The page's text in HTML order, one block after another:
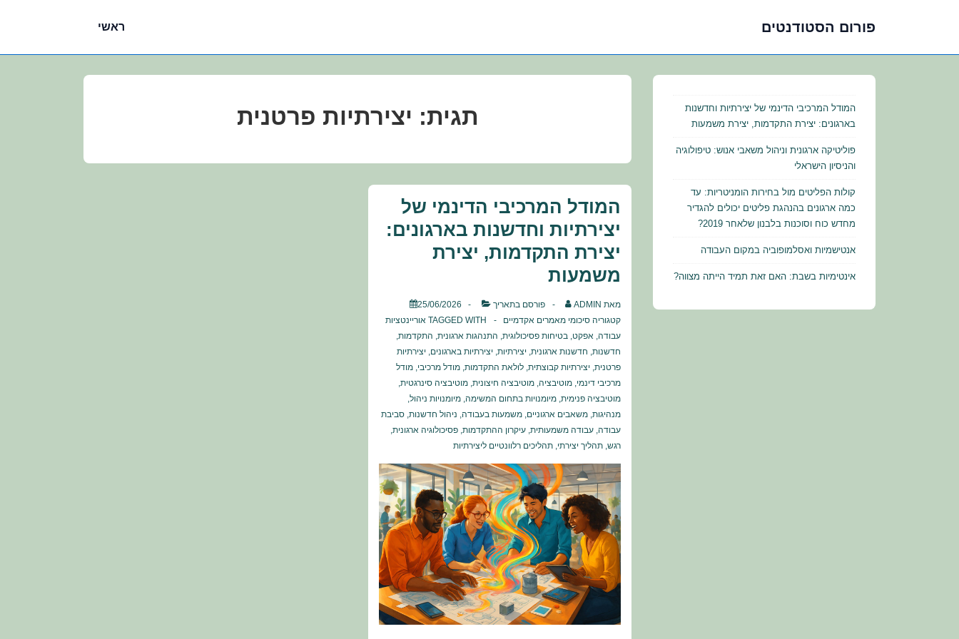
פורום הסטודנטים ראשי
תגית: יצירתיות פרטנית
המודל המרכיבי הדינמי של
יצירתיות וחדשנות בארגונים:
יצירת התקדמות, יצירת
משמעות
מאת ADMIN פורסם בתאריך
25/06/2026
קטגוריה סיכומי מאמרים אקדמיים TAGGED WITH אוריינטציות
עבודה, אפקט, בטיחות פסיכולוגית, התנהגות ארגונית, התקדמות,
חדשנות, חדשנות ארגונית, יצירתיות, יצירתיות בארגונים, יצירתיות
פרטנית, יצירתיות קבוצתית, לולאת התקדמות, מודל מרכיבי, מודל
מרכיבי דינמי, מוטיבציה, מוטיבציה חיצונית, מוטיבציה סינרגטית,
מוטיבציה פנימית, מיומנויות בתחום המשימה, מיומנויות ניהול,
מנהיגות, משאבים ארגוניים, משמעות בעבודה, ניהול חדשנות, סביבת
עבודה, עבודה משמעותית, עיקרון ההתקדמות, פסיכולוגיה ארגונית,
רגש, תהליך יצירתי, תהליכים רלוונטיים ליצירתיות
המודל המרכיבי הדינמי של יצירתיות וחדשנות
בארגונים: יצירת התקדמות, יצירת משמעות
פוליטיקה ארגונית וניהול משאבי אנוש: טיפולוגיה
והניסיון הישראלי
קולות הפליטים מול בחירות הומניטריות: עד
כמה ארגונים בהנהגת פליטים יכולים להגדיר
מחדש כוח וסוכנות בלבנון שלאחר 2019?
אנטישמיות ואסלמופוביה במקום העבודה
אינטימיות בשבת: האם זאת תמיד הייתה מצווה?